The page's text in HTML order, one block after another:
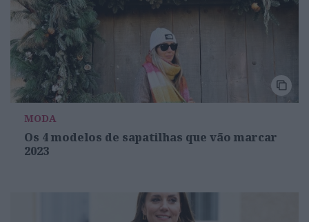
MODA
Os 4 modelos de sapatilhas que vão marcar
2023